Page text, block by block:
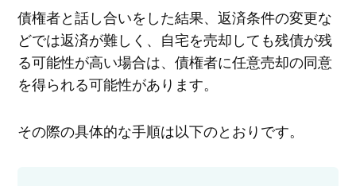
債権者と話し合いをした結果、返済条件の変更な
どでは返済が難しく、自宅を売却しても残債が残
る可能性が高い場合は、債権者に任意売却の同意
を得られる可能性があります。
その際の具体的な手順は以下のとおりです。